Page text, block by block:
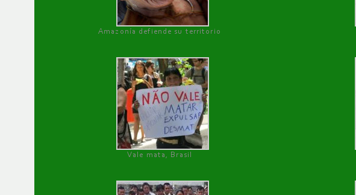
Amazonía defiende su territorio
Vale mata, Brasil